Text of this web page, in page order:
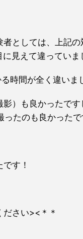
としては、上記の
見えて違ってい
時間が全く違いま
）も良かったです
ったのも良かった
す！
ださい><＊＊